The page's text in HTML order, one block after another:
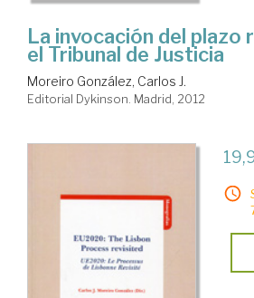
La invocación del plazo
el Tribunal de Justicia
Moreiro González, Carlos J.
Editorial Dykinson. Madrid, 2012